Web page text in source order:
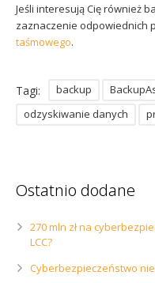
Jeśli interesują Cię również
zaznaczenie odpowiednich
taśmowego.
Tagi: backup
odzyskiwanie danych
Ostatnio dodane
270 mln zł na
LCC?
Cyberbezpieczeństwo nie